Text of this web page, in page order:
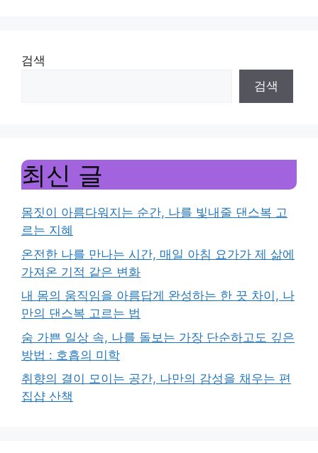
검색
검색
최신 글
몸짓이 아름다워지는 순간, 나를 빛내줄 댄스복 고
르는 지혜
온전한 나를 만나는 시간, 매일 아침 요가가 제 삶에
가져온 기적 같은 변화
내 몸의 움직임을 아름답게 완성하는 한 끗 차이, 나
만의 댄스복 고르는 법
숨 가쁜 일상 속, 나를 돌보는 가장 단순하고도 깊은
방법 : 호흡의 미학
취향의 결이 모이는 공간, 나만의 감성을 채우는 편
집샵 산책